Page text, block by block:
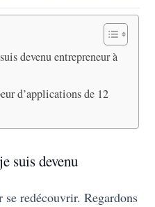
devenu entrepreneur à
d’applications de 12
suis devenu
redécouvrir. Regardons